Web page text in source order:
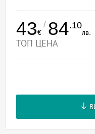
43€
/ 84.10
лв.
ТОП ЦЕНА